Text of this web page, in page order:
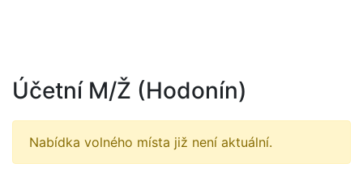
Účetní M/Ž (Hodonín)
Nabídka volného místa již není aktuální.